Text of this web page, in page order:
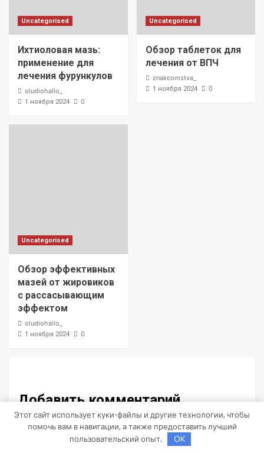
Uncategorised
Ихтиоловая мазь:
применение для
лечения фурункулов
studiohallo_
1 ноября 2024 0
Uncategorised
Обзор таблеток для
лечения от ВПЧ
znakcomstva_
1 ноября 2024 0
Uncategorised
Обзор эффективных
мазей от жировиков
с рассасывающим
эффектом
studiohallo_
1 ноября 2024 0
Добавить комментарий
Для отправки комментария вам необходимо
авторизоваться.
Этот сайт использует куки-файлы и другие технологии, чтобы
помочь вам в навигации, а также предоставить лучший
пользовательский опыт.
OK